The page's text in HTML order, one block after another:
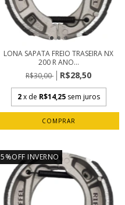
LONA SAPATA FREIO TRASEIRA NX
200 R ANO...
R$30,00
R$28,50
2 x de R$14,25 sem juros
5%OFF INVERNO